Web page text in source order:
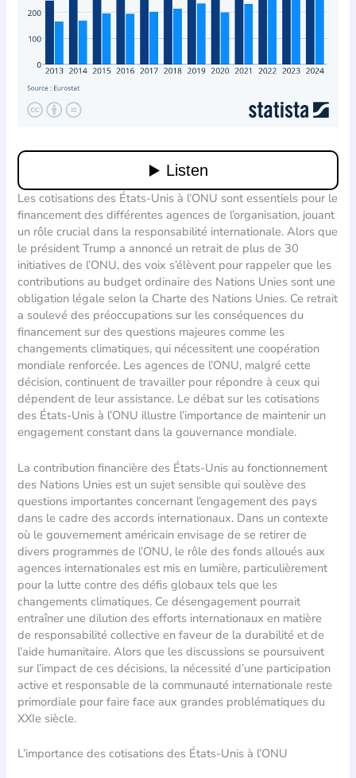
Les cotisations des États-Unis à l’ONU sont essentiels pour le
financement des différentes agences de l’organisation, jouant
un rôle crucial dans la responsabilité internationale. Alors que
le président Trump a annoncé un retrait de plus de 30
initiatives de l’ONU, des voix s’élèvent pour rappeler que les
contributions au budget ordinaire des Nations Unies sont une
obligation légale selon la Charte des Nations Unies. Ce retrait
a soulevé des préoccupations sur les conséquences du
financement sur des questions majeures comme les
changements climatiques, qui nécessitent une coopération
mondiale renforcée. Les agences de l’ONU, malgré cette
décision, continuent de travailler pour répondre à ceux qui
dépendent de leur assistance. Le débat sur les cotisations
des États-Unis à l’ONU illustre l’importance de maintenir un
engagement constant dans la gouvernance mondiale.
La contribution financière des États-Unis au fonctionnement
des Nations Unies est un sujet sensible qui soulève des
questions importantes concernant l’engagement des pays
dans le cadre des accords internationaux. Dans un contexte
où le gouvernement américain envisage de se retirer de
divers programmes de l’ONU, le rôle des fonds alloués aux
agences internationales est mis en lumière, particulièrement
pour la lutte contre des défis globaux tels que les
changements climatiques. Ce désengagement pourrait
entraîner une dilution des efforts internationaux en matière
de responsabilité collective en faveur de la durabilité et de
l’aide humanitaire. Alors que les discussions se poursuivent
sur l’impact de ces décisions, la nécessité d’une participation
active et responsable de la communauté internationale reste
primordiale pour faire face aux grandes problématiques du
XXIe siècle.
L’importance des cotisations des États-Unis à l’ONU